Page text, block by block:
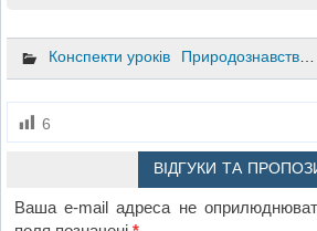
Конспекти уроків Природознавство
6
ВІДГУКИ ТА
Ваша e-mail адреса не